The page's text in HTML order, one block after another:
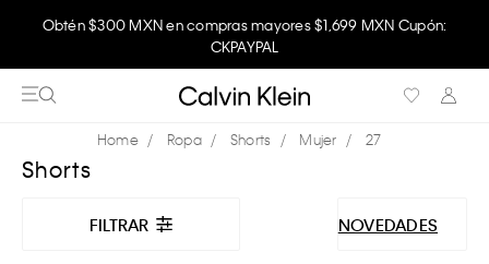
Obtén $300 MXN en compras mayores $1,699 MXN Cupón:
CKPAYPAL
Ropa Shorts Mujer 27
Shorts
FILTRAR NOVEDADES